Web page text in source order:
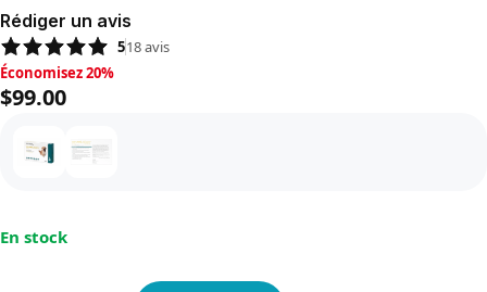
Rédiger un avis
518avis
Économisez 20%, $99.00
Économisez 20%
$99.00
En stock